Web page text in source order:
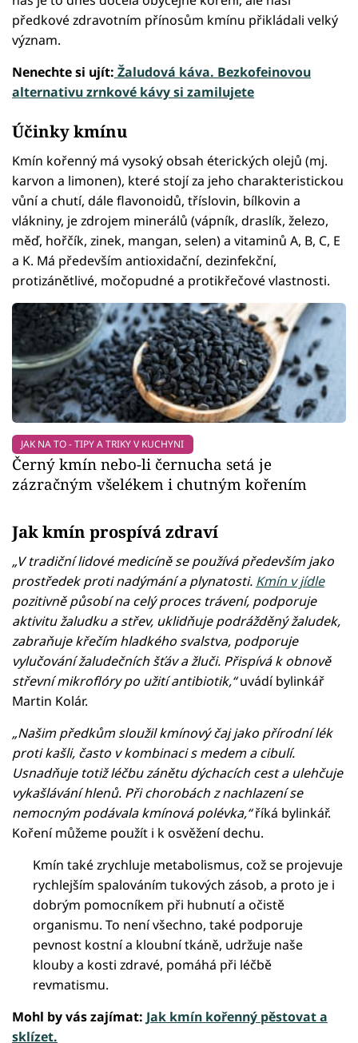
předkové zdravotním přínosům kmínu přikládali velký
význam.
Nenechte si ujít: Žaludová káva. Bezkofeinovou
alternativu zrnkové kávy si zamilujete
Účinky kmínu
Kmín kořenný má vysoký obsah éterických olejů (mj.
karvon a limonen), které stojí za jeho charakteristickou
vůní a chutí, dále flavonoidů, tříslovin, bílkovin a
vlákniny, je zdrojem minerálů (vápník, draslík, železo,
měď, hořčík, zinek, mangan, selen) a vitaminů A, B, C, E
a K. Má především antioxidační, dezinfekční,
protizánětlivé, močopudné a protikřečové vlastnosti.
JAK NA TO - TIPY A TRIKY V KUCHYNI
Černý kmín nebo-li černucha setá je
zázračným všelékem i chutným kořením
Jak kmín prospívá zdraví
„V tradiční lidové medicíně se používá především jako
prostředek proti nadýmání a plynatosti. Kmín v jídle
pozitivně působí na celý proces trávení, podporuje
aktivitu žaludku a střev, uklidňuje podrážděný žaludek,
zabraňuje křečím hladkého svalstva, podporuje
vylučování žaludečních šťáv a žluči. Přispívá k obnově
střevní mikroflóry po užití antibiotik,“uvádí bylinkář
Martin Kolár.
„Našim předkům sloužil kmínový čaj jako přírodní lék
proti kašli, často v kombinaci s medem a cibulí.
Usnadňuje totiž léčbu zánětu dýchacích cest a ulehčuje
vykašlávání hlenů. Při chorobách z nachlazení se
nemocným podávala kmínová polévka,“říká bylinkář.
Koření můžeme použít i k osvěžení dechu.
Kmín také zrychluje metabolismus, což se projevuje
rychlejším spalováním tukových zásob, a proto je i
dobrým pomocníkem při hubnutí a očistě
organismu. To není všechno, také podporuje
pevnost kostní a kloubní tkáně, udržuje naše
klouby a kosti zdravé, pomáhá při léčbě
revmatismu.
Mohl by vás zajímat: Jak kmín kořenný pěstovat a
sklízet.